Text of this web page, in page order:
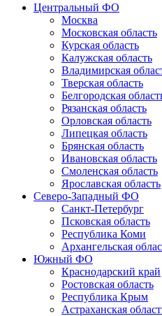
Центральный ФО
Москва
Московская область
Курская область
Калужская область
Владимирская
Тверская область
Белгородская
Рязанская область
Орловская область
Липецкая область
Брянская область
Ивановская область
Смоленская область
Ярославская область
Северо-Западный ФО
Санкт-Петербург
Псковская область
Республика Коми
Архангельская
Южный ФО
Краснодарский край
Ростовская область
Республика Крым
Астраханская